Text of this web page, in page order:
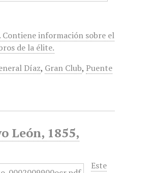
información sobre el
de la élite.
Díaz, Gran Club, Puente
León, 1855,
Este